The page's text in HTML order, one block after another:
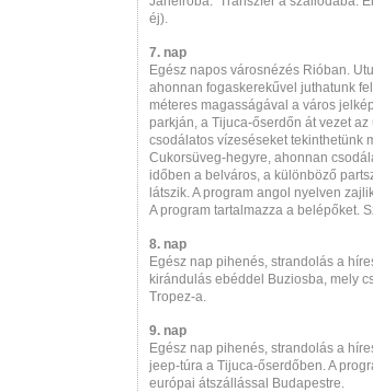
éj).
7. nap
Egész napos városnézés Rióban.
ahonnan fogaskerekűvel juthatunk
méteres magasságával a város
parkján, a Tijuca-őserdőn át vezet
csodálatos vízeséseket tekinthetünk
Cukorsüveg-hegyre, ahonnan
időben a belváros, a különböző
látszik. A program angol nyelven
A program tartalmazza a belépőket.
8. nap
Egész nap pihenés, strandolás a
kirándulás ebéddel Buziosba, mely
Tropez-a.
9. nap
Egész nap pihenés, strandolás a
jeep-túra a Tijuca-őserdőben. A
európai átszállással